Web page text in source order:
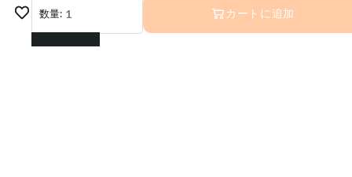
数量: 1
1
カートに追加